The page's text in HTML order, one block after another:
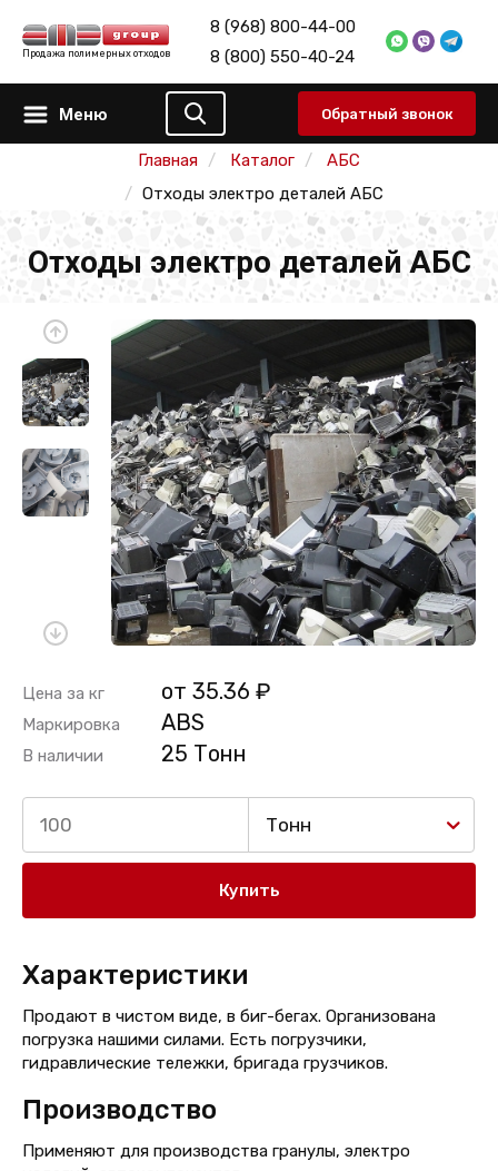
Продажа полимерных отходов
8 (968) 800-44-00
8 (800) 550-40-24
Меню Обратный звонок
Главная Каталог
АБС
Отходы электро деталей АБС
Отходы электро деталей АБС
Цена за кг от 35.36 ₽
Маркировка ABS
В наличии 25 Тонн
Тонн
Купить
Характеристики
Продают в чистом виде, в биг-бегах. Организована
погрузка нашими силами. Есть погрузчики,
гидравлические тележки, бригада грузчиков.
Производство
Применяют для производства гранулы, электро